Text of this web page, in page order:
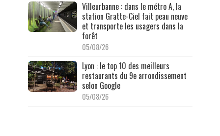
Villeurbanne : dans le métro A, la
station Gratte-Ciel fait peau neuve
et transporte les usagers dans la
forêt
05/08/26
Lyon : le top 10 des meilleurs
restaurants du 9e arrondissement
selon Google
05/08/26